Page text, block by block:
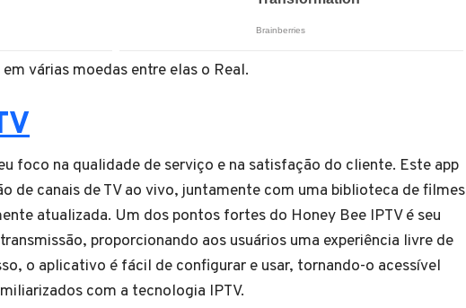
várias moedas entre elas o Real.
foco na qualidade de serviço e na satisfação do cliente. Este app
de canais de TV ao vivo, juntamente com uma biblioteca de filmes
atualizada. Um dos pontos fortes do Honey Bee IPTV é seu
proporcionando aos usuários uma experiência livre de
o aplicativo é fácil de configurar e usar, tornando-o acessível
com a tecnologia IPTV.